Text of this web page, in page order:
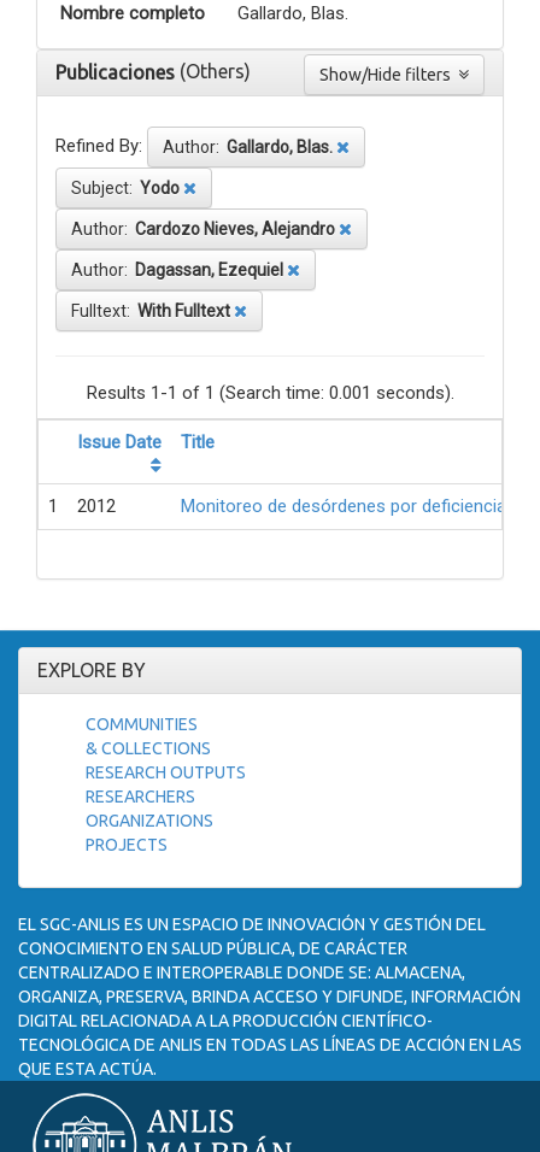
Nombre completo Gallardo, Blas.
Publicaciones (Others)
Refined By: Author: Gallardo, Blas.
Subject: Yodo
Author: Cardozo Nieves, Alejandro
Author: Dagassan, Ezequiel
Fulltext: With Fulltext
Results 1-1 of 1 (Search time: 0.001 seconds).
Issue Date Title
1 2012 Monitoreo de desórdenes por deficiencia
EXPLORE BY
COMMUNITIES
& COLLECTIONS
RESEARCH OUTPUTS
RESEARCHERS
ORGANIZATIONS
PROJECTS
EL SGC-ANLIS ES UN ESPACIO DE INNOVACIÓN Y GESTIÓN DEL
CONOCIMIENTO EN SALUD PÚBLICA, DE CARÁCTER
CENTRALIZADO E INTEROPERABLE DONDE SE: ALMACENA,
ORGANIZA, PRESERVA, BRINDA ACCESO Y DIFUNDE, INFORMACIÓN
DIGITAL RELACIONADA A LA PRODUCCIÓN CIENTÍFICO-
TECNOLÓGICA DE ANLIS EN TODAS LAS LÍNEAS DE ACCIÓN EN LAS
QUE ESTA ACTÚA.